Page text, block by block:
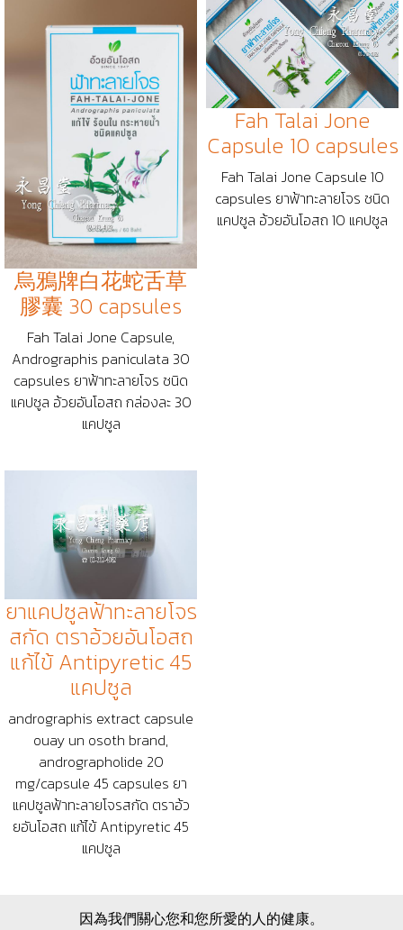
烏鴉牌白花蛇舌草
膠囊 30 capsules
Fah Talai Jone Capsule,
Andrographis paniculata 30
capsules ยาฟ้าทะลายโจร ชนิด
แคปซูล อ้วยอันโอสถ กล่องละ 30
แคปซูล
Fah Talai Jone
Capsule 10 capsules
Fah Talai Jone Capsule 10
capsules ยาฟ้าทะลายโจร ชนิด
แคปซูล อ้วยอันโอสถ 10 แคปซูล
ยาแคปซูลฟ้าทะลายโจร
สกัด ตราอ้วยอันโอสถ
แก้ไข้ Antipyretic 45
แคปซูล
andrographis extract capsule
ouay un osoth brand,
andrographolide 20
mg/capsule 45 capsules ยา
แคปซูลฟ้าทะลายโจรสกัด ตราอ้ว
ยอันโอสถ แก้ไข้ Antipyretic 45
แคปซูล
因為我們關心您和您所愛的人的健康。